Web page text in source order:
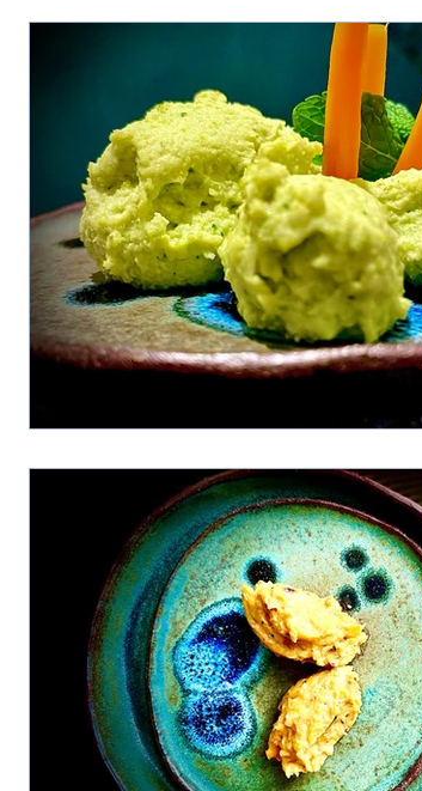
Currys
Sauerteig Gewürzbrot Vegan
Spargel Süsses Ayurvedisch